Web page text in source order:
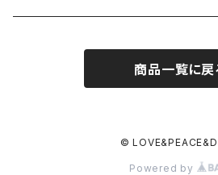
大型犬〜超大型犬向けサイズ
HUNTER（ハンター）社製スリップリード
JOKKE（フィンランド・ヨッケ）製首輪
ボールのおもちゃ
商品一覧に戻
©
Powered by